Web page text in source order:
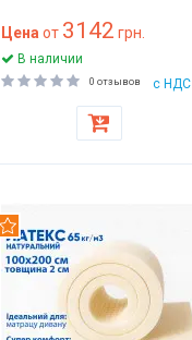
Цена от 3142 грн.
В наличии
0 отзывов с НДС